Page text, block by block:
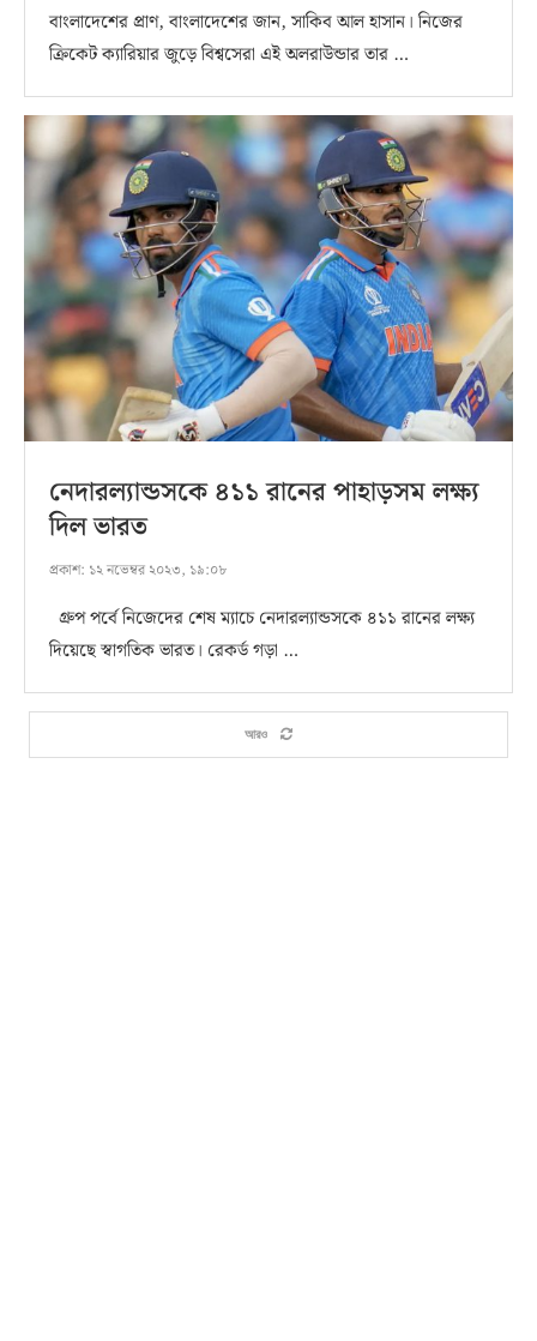
বাংলাদেশের প্রাণ, বাংলাদেশের জান, সাকিব আল হাসান। নিজের
ক্রিকেট ক্যারিয়ার জুড়ে বিশ্বসেরা এই অলরাউন্ডার তার …
নেদারল্যান্ডসকে ৪১১ রানের পাহাড়সম লক্ষ্য
দিল ভারত
প্রকাশ: ১২ নভেম্বর ২০২৩, ১৯:০৮
গ্রুপ পর্বে নিজেদের শেষ ম্যাচে নেদারল্যান্ডসকে ৪১১ রানের লক্ষ্য
দিয়েছে স্বাগতিক ভারত। রেকর্ড গড়া …
আরও